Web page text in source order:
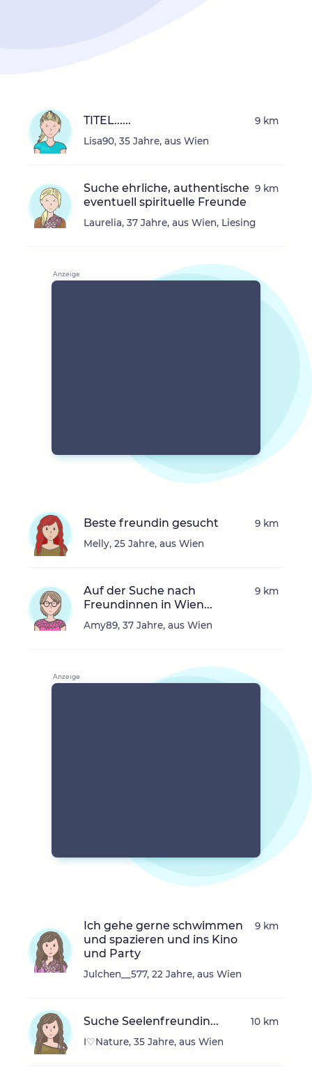
TITEL......
Lisa90, 35 Jahre, aus Wien
9 km
Suche ehrliche, authentische
eventuell spirituelle Freunde
Laurelia, 37 Jahre, aus Wien, Liesing
9 km
Beste freundin gesucht
Melly, 25 Jahre, aus Wien
9 km
Auf der Suche nach
Freundinnen in Wien...
Amy89, 37 Jahre, aus Wien
9 km
Ich gehe gerne schwimmen
und spazieren und ins Kino
und Party
Julchen__577, 22 Jahre, aus Wien
9 km
Suche Seelenfreundin...
I♡Nature, 35 Jahre, aus Wien
10 km